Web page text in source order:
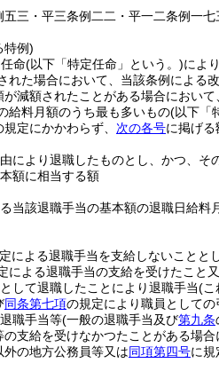
三・平三条例二二・平一二条例一七
特例)
命(以下「特定任命」という。)によ
れた場合において、当該条例による
減額されたことがある場合におい
給料月額のうち最も多いもの(以下「
規定にかかわらず、 次の各号に掲げる
により退職したものとし、かつ、そ
額に相当する額
当該退職手当の基本額の退職日給料
による退職手当を支給しないことと
による退職手当の支給を受けたこと
して退職したことにより退職手当(こ
同条第七項の規定により職員として
職手当等(一般の退職手当及び第九条
支給を受けなかつたことがある場
外の地方公務員等又は同項第四号に規